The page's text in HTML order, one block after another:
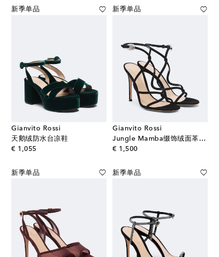
新季单品
Gianvito Rossi
天鹅绒防水台凉鞋
€ 1,055original price
新季单品
Gianvito Rossi
Jungle Mamba缀饰绒面革凉鞋
€ 1,500original price
新季单品 新季单品